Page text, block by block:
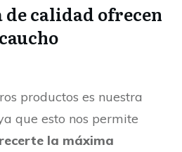
de calidad ofrecen
productos es nuestra
que esto nos permite
la máxima